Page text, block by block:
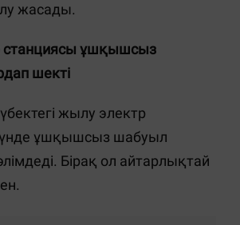
жасады.
ұшқышсыз
шекті
жылу электр
ұшқышсыз шабуыл
Бірақ ол айтарлықтай